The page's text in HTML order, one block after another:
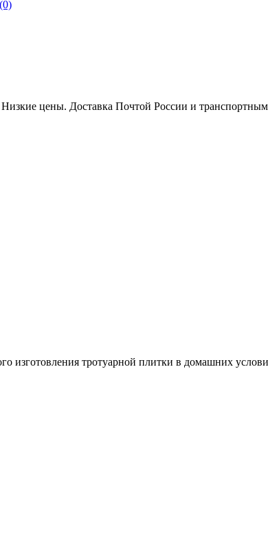
цены. Доставка Почтой России и
изготовления тротуарной плитки в домашних